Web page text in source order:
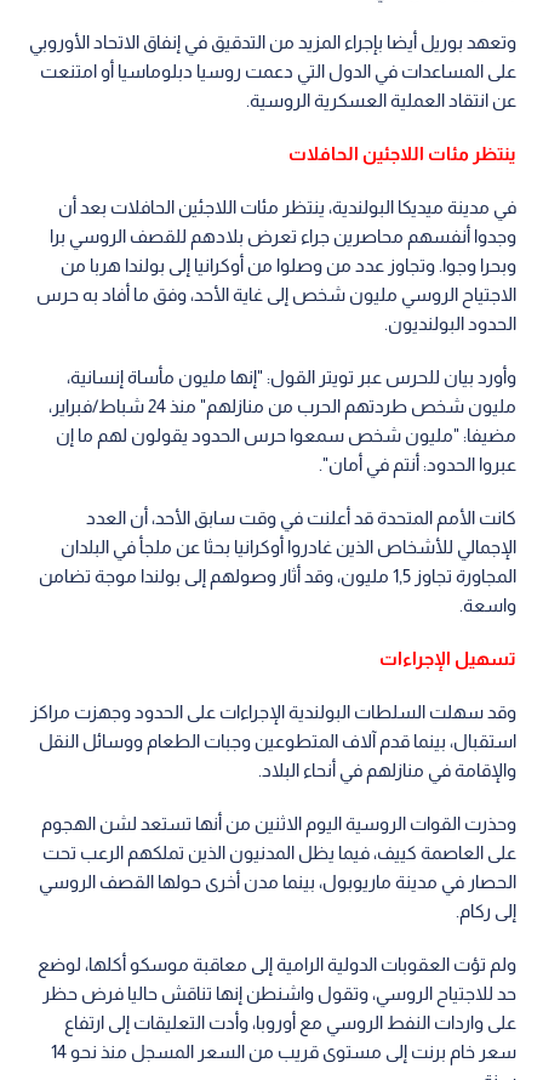
وتعهد بوريل أيضا بإجراء المزيد من التدقيق في إنفاق الاتحاد الأوروبي
على المساعدات في الدول التي دعمت روسيا دبلوماسيا أو امتنعت
عن انتقاد العملية العسكرية الروسية.
ينتظر مئات اللاجئين الحافلات
في مدينة ميديكا البولندية، ينتظر مئات اللاجئين الحافلات بعد أن
وجدوا أنفسهم محاصرين جراء تعرض بلادهم للقصف الروسي برا
وبحرا وجوا. وتجاوز عدد من وصلوا من أوكرانيا إلى بولندا هربا من
الاجتياح الروسي مليون شخص إلى غاية الأحد، وفق ما أفاد به حرس
الحدود البولنديون.
وأورد بيان للحرس عبر تويتر القول: "إنها مليون مأساة إنسانية،
مليون شخص طردتهم الحرب من منازلهم" منذ 24 شباط/فبراير،
مضيفا: "مليون شخص سمعوا حرس الحدود يقولون لهم ما إن
عبروا الحدود: أنتم في أمان".
كانت الأمم المتحدة قد أعلنت في وقت سابق الأحد، أن العدد
الإجمالي للأشخاص الذين غادروا أوكرانيا بحثا عن ملجأ في البلدان
المجاورة تجاوز 1,5 مليون، وقد أثار وصولهم إلى بولندا موجة تضامن
واسعة.
تسهيل الإجراءات
وقد سهلت السلطات البولندية الإجراءات على الحدود وجهزت مراكز
استقبال، بينما قدم آلاف المتطوعين وجبات الطعام ووسائل النقل
والإقامة في منازلهم في أنحاء البلاد.
وحذرت القوات الروسية اليوم الاثنين من أنها تستعد لشن الهجوم
على العاصمة كييف، فيما يظل المدنيون الذين تملكهم الرعب تحت
الحصار في مدينة ماريوبول، بينما مدن أخرى حولها القصف الروسي
إلى ركام.
ولم تؤت العقوبات الدولية الرامية إلى معاقبة موسكو أكلها، لوضع
حد للاجتياح الروسي، وتقول واشنطن إنها تناقش حاليا فرض حظر
على واردات النفط الروسي مع أوروبا، وأدت التعليقات إلى ارتفاع
سعر خام برنت إلى مستوى قريب من السعر المسجل منذ نحو 14